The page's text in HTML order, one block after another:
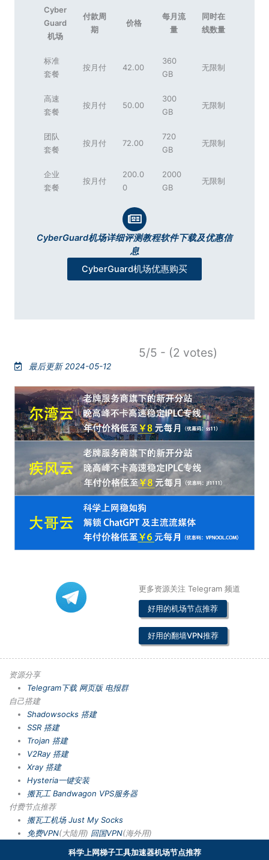
Cyber
Guard
机场
付款周
期
价格
每月流
量
同时在
线数量
标准
套餐
按月付 42.00
360
GB
无限制
高速
套餐
按月付 50.00
300
GB
无限制
团队
套餐
按月付 72.00
720
GB
无限制
企业
套餐
按月付
200.0
0
2000
GB
无限制
CyberGuard机场详细评测教程软件下载及优惠信
息
CyberGuard机场优惠购买
5/5 - (2 votes)
最后更新 2024-05-12
更多资源关注 Telegram 频道
好用的机场节点推荐
好用的翻墙VPN推荐
资源分享
Telegram下载 网页版 电报群
自己搭建
Shadowsocks 搭建
SSR 搭建
Trojan 搭建
V2Ray 搭建
Xray 搭建
Hysteria一键安装
搬瓦工 Bandwagon VPS服务器
付费节点推荐
搬瓦工机场 Just My Socks
免费VPN(大陆用) 回国VPN(海外用)
科学上网梯子工具加速器机场节点推荐